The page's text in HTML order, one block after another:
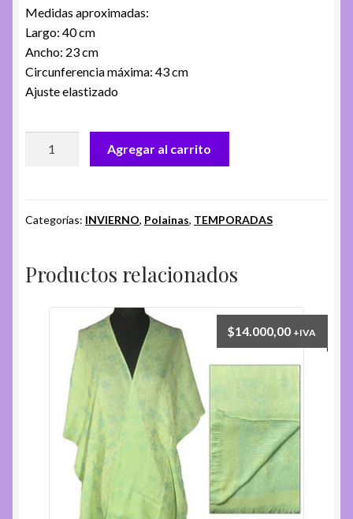
Medidas aproximadas:
Largo: 40 cm
Ancho: 23 cm
Circunferencia máxima: 43 cm
Ajuste elastizado
25
cantidad
Agregar al carrito
Categorías: INVIERNO, Polainas, TEMPORADAS
Productos relacionados
$14.000,00 +IVA